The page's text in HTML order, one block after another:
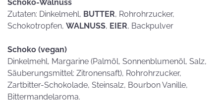
Schoko-Walnuss
Zutaten: Dinkelmehl, BUTTER, Rohrohrzucker,
Schokotropfen, WALNUSS, EIER, Backpulver
Schoko (vegan)
Dinkelmehl, Margarine (Palmöl, Sonnenblumenöl, Salz,
Säuberungsmittel: Zitronensaft), Rohrohrzucker,
Zartbitter-Schokolade, Steinsalz, Bourbon Vanille,
Bittermandelaroma.